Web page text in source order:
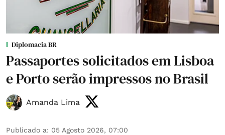
Diplomacia BR
Passaportes solicitados em Lisboa
e Porto serão impressos no Brasil
Amanda Lima
Publicado a: 05 Agosto 2026, 07:00